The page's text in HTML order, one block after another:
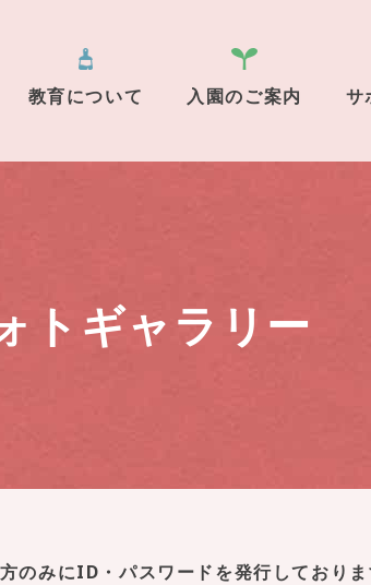
教育について 入園のご案内 サ
トギャラリー
のみにID・パスワードを発行しておりま